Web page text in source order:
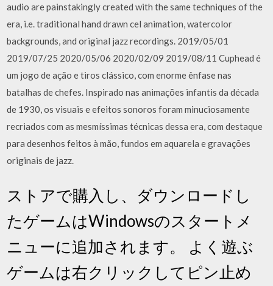
audio are painstakingly created with the same techniques of the
era, i.e. traditional hand drawn cel animation, watercolor
backgrounds, and original jazz recordings. 2019/05/01
2019/07/25 2020/05/06 2020/02/09 2019/08/11 Cuphead é
um jogo de ação e tiros clássico, com enorme ênfase nas
batalhas de chefes. Inspirado nas animações infantis da década
de 1930, os visuais e efeitos sonoros foram minuciosamente
recriados com as mesmíssimas técnicas dessa era, com destaque
para desenhos feitos à mão, fundos em aquarela e gravações
originais de jazz.
ストアで購入し、ダウンロードし
たゲームはWindowsのスタートメ
ニューに追加されます。 よく遊ぶ
ゲームは右クリックしてピン止め